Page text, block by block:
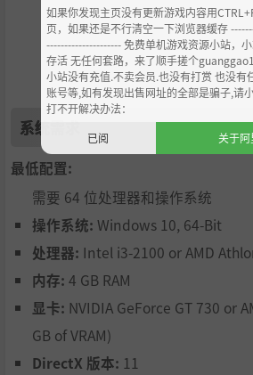
系统需求
最低配置:
需要 64 位处理器和操作系统
操作系统: Windows 10, 64-Bit
处理器: Intel i3-2100 or AMD
内存: 4 GB RAM
显卡: NVIDIA GeForce GT 730 or
GB of VRAM)
DirectX 版本: 11
如果你发现主页没有更新游戏内容用
页，如果还是不行清空一下浏览器缓存
--------------------- 免费单机游戏资源小站，
存活 无任何套路，来了顺手搓个
小站没有充值.不卖会员.也没有打赏 也没有
账号等,如有发现出售网址的全部是骗子,请
打不开解决办法：
已阅
关于